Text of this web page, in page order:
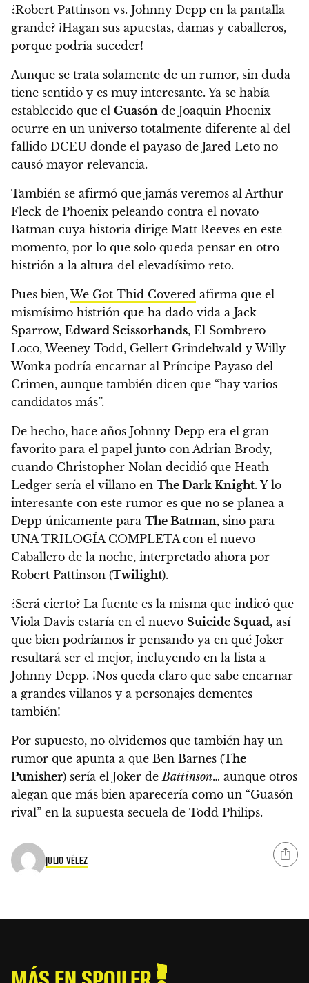
¿Robert Pattinson vs. Johnny Depp en la pantalla
grande? ¡Hagan sus apuestas, damas y caballeros,
porque podría suceder!
Aunque se trata solamente de un rumor, sin duda
tiene sentido y es muy interesante. Ya se había
establecido que el Guasón de Joaquin Phoenix
ocurre en un universo totalmente diferente al del
fallido DCEU donde el payaso de Jared Leto no
causó mayor relevancia.
También se afirmó que jamás veremos al Arthur
Fleck de Phoenix peleando contra el novato
Batman cuya historia dirige Matt Reeves en este
momento, por lo que solo queda pensar en otro
histrión a la altura del elevadísimo reto.
Pues bien,We Got Thid Covered afirma que el
mismísimo histrión que ha dado vida a Jack
Sparrow, Edward Scissorhands, El Sombrero
Loco, Weeney Todd, Gellert Grindelwald y Willy
Wonka podría encarnar al Príncipe Payaso del
Crimen, aunque también dicen que “hay varios
candidatos más”.
De hecho, hace años Johnny Depp era el gran
favorito para el papel junto con Adrian Brody,
cuando Christopher Nolan decidió que Heath
Ledger sería el villano en The Dark Knight. Y lo
interesante con este rumor es que no se planea a
Depp únicamente para The Batman, sino para
UNA TRILOGÍA COMPLETA con el nuevo
Caballero de la noche, interpretado ahora por
Robert Pattinson (Twilight).
¿Será cierto? La fuente es la misma que indicó que
Viola Davis estaría en el nuevo Suicide Squad, así
que bien podríamos ir pensando ya en qué Joker
resultará ser el mejor, incluyendo en la lista a
Johnny Depp. ¡Nos queda claro que sabe encarnar
a grandes villanos y a personajes dementes
también!
Por supuesto, no olvidemos que también hay un
rumor que apunta a que Ben Barnes (The
Punisher) sería el Joker deBattinson… aunque otros
alegan que más bien aparecería como un “Guasón
rival” en la supuesta secuela de Todd Philips.
JULIO VÉLEZ